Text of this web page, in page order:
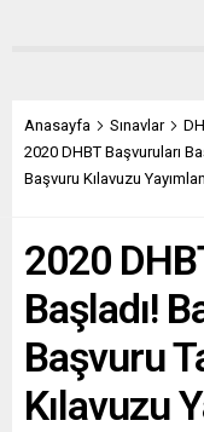
Anasayfa Sınavlar
2020 DHBT Başvuruları
Başvuru Kılavuzu
2020
Başladı!
Başvuru
Kılavuzu